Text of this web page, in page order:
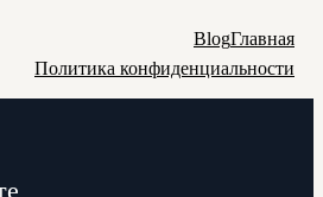
BlogГлавная
Политика конфиденциальности